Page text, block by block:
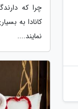
چرا که
کانادا به
نمایند....